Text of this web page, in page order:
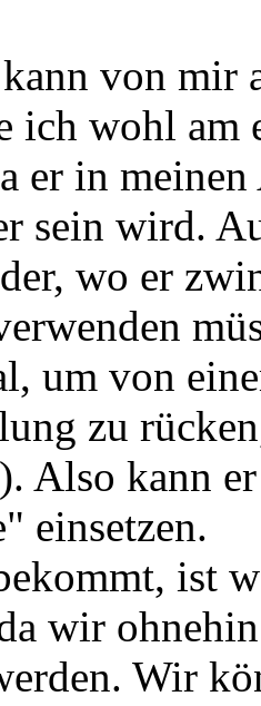
von mir
ich wohl am
er in
sein wird.
wo er
um von
zu
Also kann
einsetzen.
ist
wir
Wir